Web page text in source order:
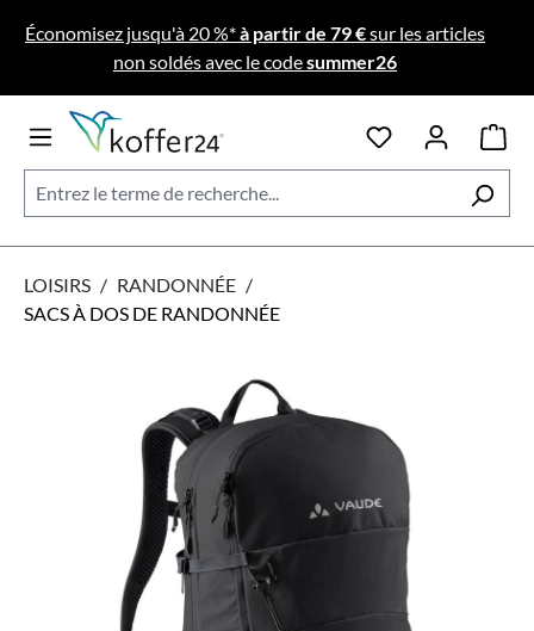
Passer au contenu principal
Économisez jusqu'à 20 %*à partir de 79 €sur les articles
non soldés avec le codesummer26
LOISIRS / RANDONNÉE /
SACS À DOS DE RANDONNÉE